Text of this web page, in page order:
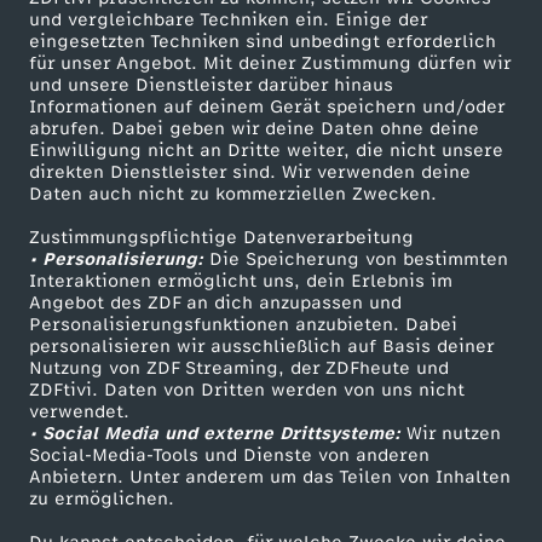
und vergleichbare Techniken ein. Einige der
eingesetzten Techniken sind unbedingt erforderlich
für unser Angebot. Mit deiner Zustimmung dürfen wir
und unsere Dienstleister darüber hinaus
Informationen auf deinem Gerät speichern und/oder
abrufen. Dabei geben wir deine Daten ohne deine
Einwilligung nicht an Dritte weiter, die nicht unsere
direkten Dienstleister sind. Wir verwenden deine
Daten auch nicht zu kommerziellen Zwecken.
Zustimmungspflichtige Datenverarbeitung
• Personalisierung:Die Speicherung von bestimmten
Interaktionen ermöglicht uns, dein Erlebnis im
Angebot des ZDF an dich anzupassen und
Personalisierungsfunktionen anzubieten. Dabei
personalisieren wir ausschließlich auf Basis deiner
Nutzung von ZDF Streaming, der ZDFheute und
ZDFtivi. Daten von Dritten werden von uns nicht
verwendet.
• Social Media und externe Drittsysteme:Wir nutzen
Social-Media-Tools und Dienste von anderen
Anbietern. Unter anderem um das Teilen von Inhalten
zu ermöglichen.
t
i
s
t
p
ü
n
k
t
e
n
i
m
A
h
r
t
a
t
-
Z
w
i
s
c
h
e
Mehr ZDF
ZDF-Apps
Smart TV
ZDFtext
Livestreams
Sendungen A-Z
TV-Programm
Service
ZDFmitreden
Kontakt zum ZDF
Tickets
Zuschauerservice
Hilfe
ZDF Unternehmen
Karriere